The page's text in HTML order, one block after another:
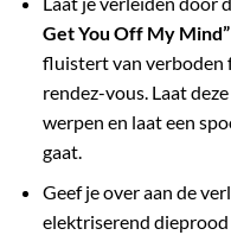
Get You Off My Mind”
fluistert van verboden
rendez-vous. Laat
werpen en laat een
gaat.
Geef je over aan de
elektriserend